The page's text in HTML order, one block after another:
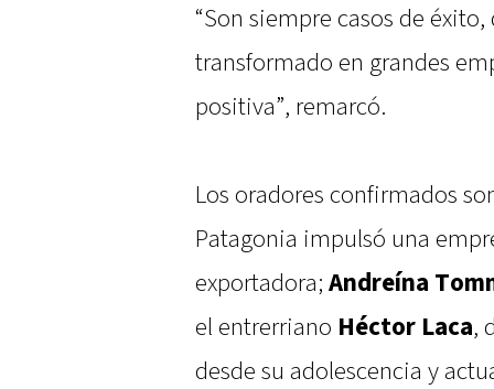
“Son siempre casos de
transformado en grandes
positiva”, remarcó.
Los oradores confirmados
Patagonia impulsó una
exportadora; Andreína
el entrerriano Héctor Laca,
desde su adolescencia y